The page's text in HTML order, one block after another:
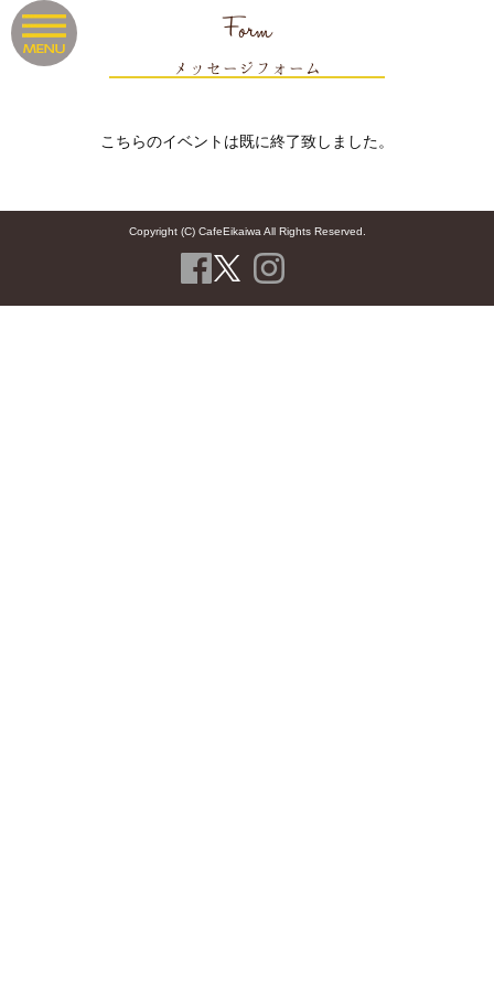
Form
メッセージフォーム
こちらのイベントは既に終了致しました。
Copyright (C) CafeEikaiwa All Rights Reserved.